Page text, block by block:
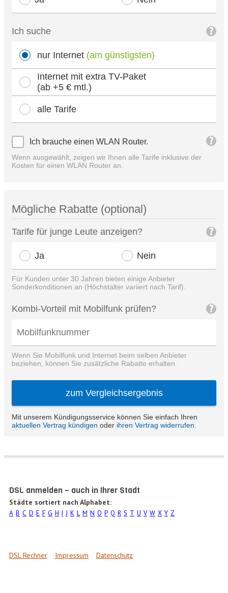
DSL anmelden – auch in Ihrer Stadt
Städte sortiert nach Alphabet:
A B C D E F G H I J K L M N O P Q R S T U V W X Y Z
DSL Rechner Impressum Datenschutz